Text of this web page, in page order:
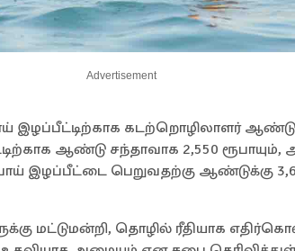
Advertisement
இழப்பீட்டிற்காக கடற்றொழிலாளர்
ஆண்டு சந்தாவாக 2,550 ரூபாயும்,
இழப்பீட்டை பெறுவதற்கு ஆண்டுக்கு
மட்டுமன்றி, தொழில் ரீதியாக